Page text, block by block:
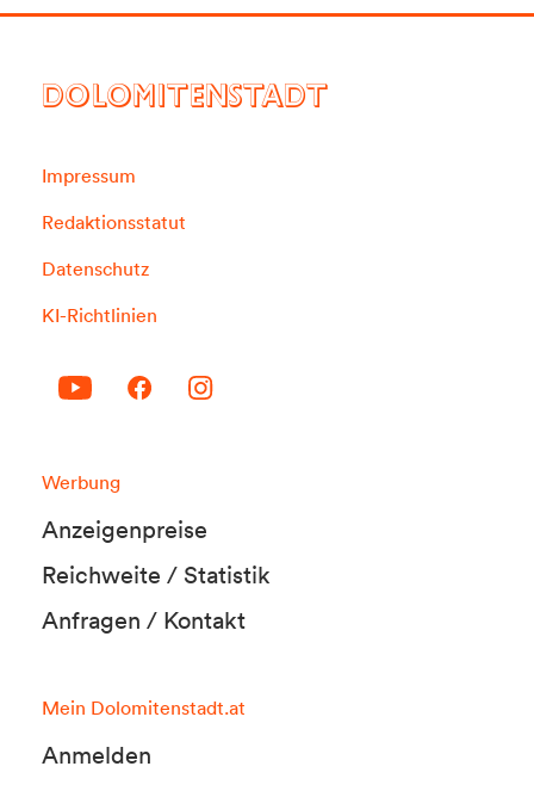
DOLOMITENSTADT
Impressum
Redaktionsstatut
Datenschutz
KI-Richtlinien
Werbung
Anzeigenpreise
Reichweite / Statistik
Anfragen / Kontakt
Mein Dolomitenstadt.at
Anmelden